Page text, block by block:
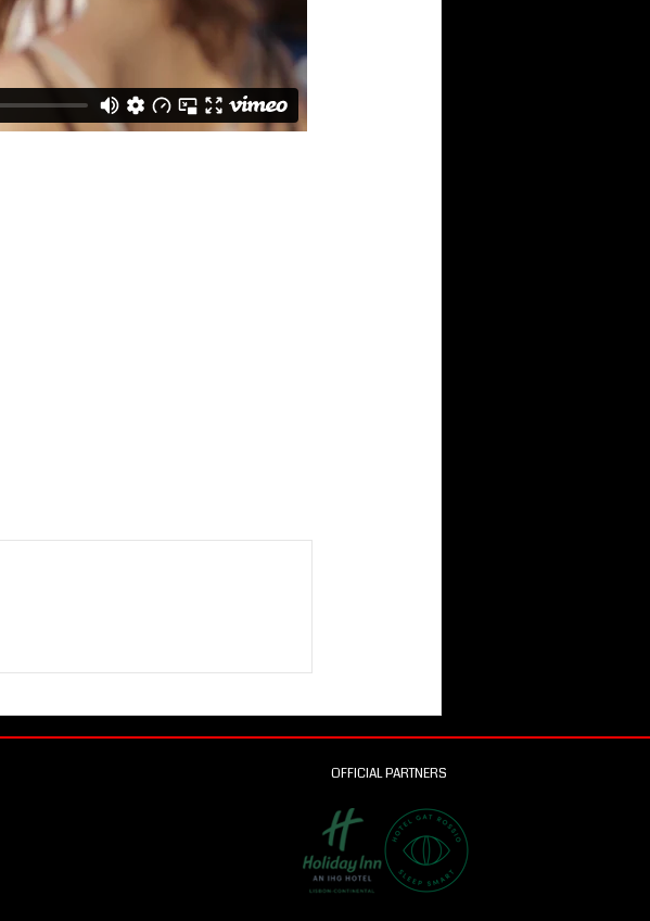
OFFICIAL PARTNERS